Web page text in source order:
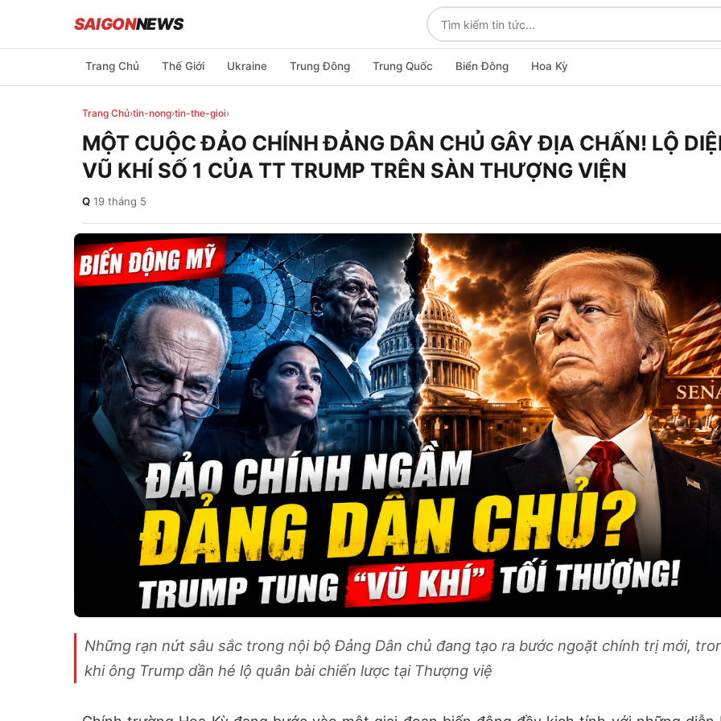
SAIGONNEWS
Trang Chủ Thế Giới Ukraine Trung Đông Trung Quốc Biển Đông Hoa Kỳ
Trang Chủ›tin-nong›tin-the-gioi›
MỘT CUỘC ĐẢO CHÍNH ĐẢNG DÂN CHỦ GÂY ĐỊA CHẤN! LỘ
VŨ KHÍ SỐ 1 CỦA TT TRUMP TRÊN SÀN THƯỢNG VIỆN
Q·19 tháng 5
Những rạn nứt sâu sắc trong nội bộ Đảng Dân chủ đang tạo ra bước ngoặt chính trị mới,
khi ông Trump dần hé lộ quân bài chiến lược tại Thượng việ